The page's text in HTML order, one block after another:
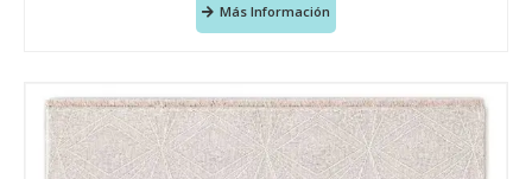
Más Información